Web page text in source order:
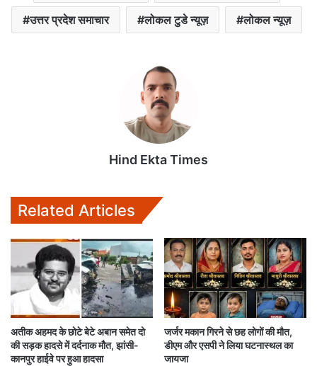
उत्तर प्रदेश समाचार लोकल टुडे न्यूज़ लोकल न्यूज़
Hind Ekta Times
Related Articles
अतीक अहमद के छोटे बेटे अबान समेत दो
की सड़क हादसे में दर्दनाक मौत, झांसी-
कानपुर हाईवे पर हुआ हादसा
जर्जर मकान गिरने से छह लोगों की मौत,
डीएम और एसपी ने लिया घटनास्थल का
जायजा